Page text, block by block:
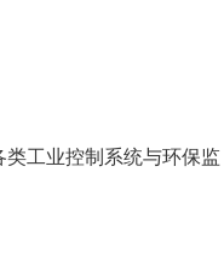
工业控制系统与环保监